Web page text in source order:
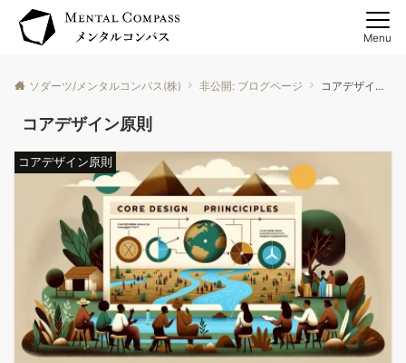
Menu
ソダーツ/メンタルコンパス(株) 非公開: ブログページ コアデザイン原則
コアデザイン原則
コアデザイン原則